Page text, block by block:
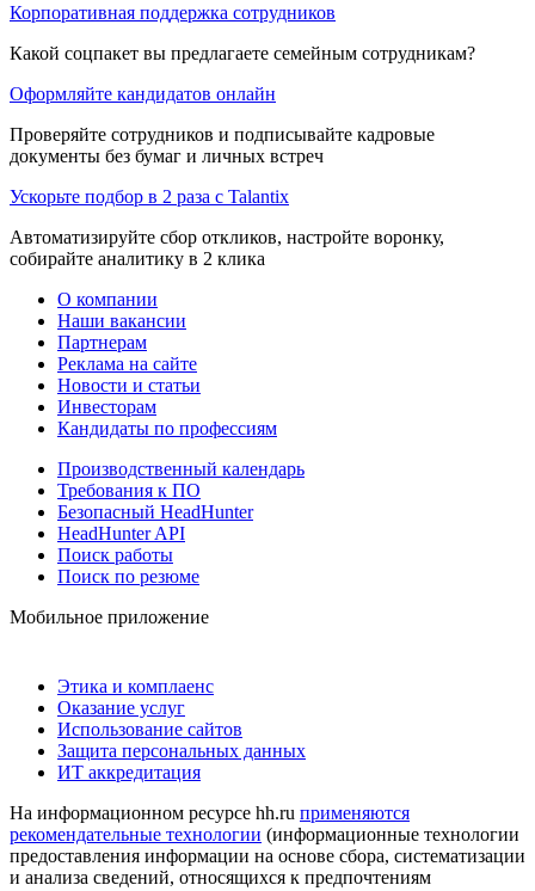
Корпоративная поддержка сотрудников
Какой соцпакет вы предлагаете семейным сотрудникам?
Оформляйте кандидатов онлайн
Проверяйте сотрудников и подписывайте кадровые
документы без бумаг и личных встреч
Ускорьте подбор в 2 раза с Talantix
Автоматизируйте сбор откликов, настройте воронку,
собирайте аналитику в 2 клика
О компании
Наши вакансии
Партнерам
Реклама на сайте
Новости и статьи
Инвесторам
Кандидаты по профессиям
Производственный календарь
Требования к ПО
Безопасный HeadHunter
HeadHunter API
Поиск работы
Поиск по резюме
Мобильное приложение
Этика и комплаенс
Оказание услуг
Использование сайтов
Защита персональных данных
ИТ аккредитация
На информационном ресурсе hh.ru применяются
рекомендательные технологии (информационные технологии
предоставления информации на основе сбора, систематизации
и анализа сведений, относящихся к предпочтениям